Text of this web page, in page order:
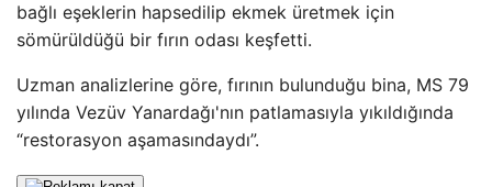
bağlı eşeklerin hapsedilip ekmek üretmek için
sömürüldüğü bir fırın odası keşfetti.
Uzman analizlerine göre, fırının bulunduğu bina, MS 79
yılında Vezüv Yanardağı'nın patlamasıyla yıkıldığında
“restorasyon aşamasındaydı”.